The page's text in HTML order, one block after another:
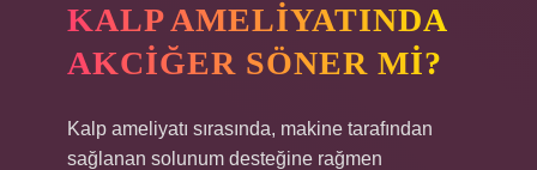
KALP AMELIYATINDA
AKCIĞER SÖNER MI?
Kalp ameliyatı sırasında, makine tarafından
sağlanan solunum desteğine rağmen